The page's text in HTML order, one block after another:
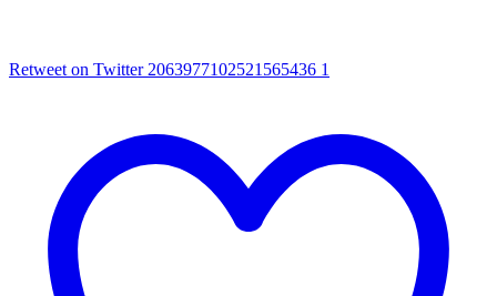
Retweet on Twitter 2063977102521565436 1